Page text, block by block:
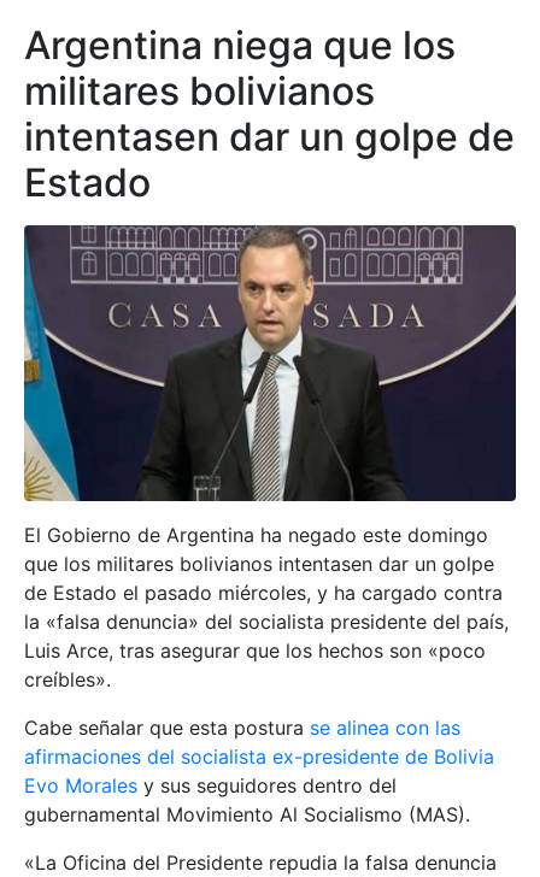
Argentina niega que los
militares bolivianos
intentasen dar un golpe de
Estado
El Gobierno de Argentina ha negado este domingo
que los militares bolivianos intentasen dar un golpe
de Estado el pasado miércoles, y ha cargado contra
la «falsa denuncia» del socialista presidente del país,
Luis Arce, tras asegurar que los hechos son «poco
creíbles».
Cabe señalar que esta postura se alinea con las
afirmaciones del socialista ex-presidente de Bolivia
Evo Morales y sus seguidores dentro del
gubernamental Movimiento Al Socialismo (MAS).
«La Oficina del Presidente repudia la falsa denuncia